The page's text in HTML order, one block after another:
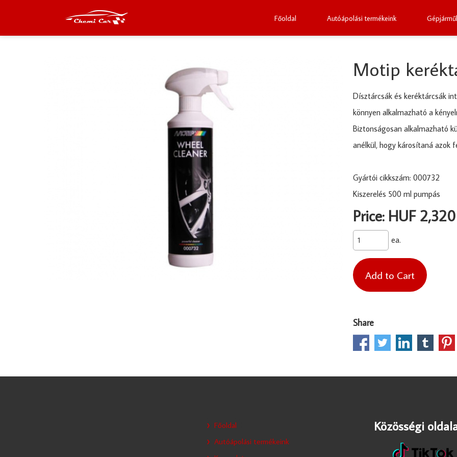
Főoldal Autóápolási termékeink
Motip
Dísztárcsák és keréktárcsák
könnyen alkalmazható a
Biztonságosan alkalmazható
anélkül, hogy károsítaná azok
Gyártói cikkszám: 000732
Kiszerelés 500 ml pumpás
Price: HUF 2,320
ea.
Share
Főoldal
Autóápolási termékeink
Közösségi